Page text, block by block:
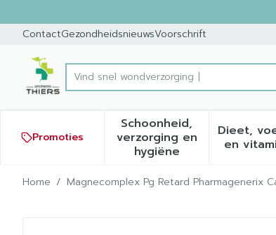
ContactGezondheidsnieuwsVoorschrift
Product, merk, categorie...
Vi
Promoties
Schoonheid,
verzorging en
hygiëneToon submenu
Dieet,
en
Home / Magnecomplex Pg Retard Pharmagenerix